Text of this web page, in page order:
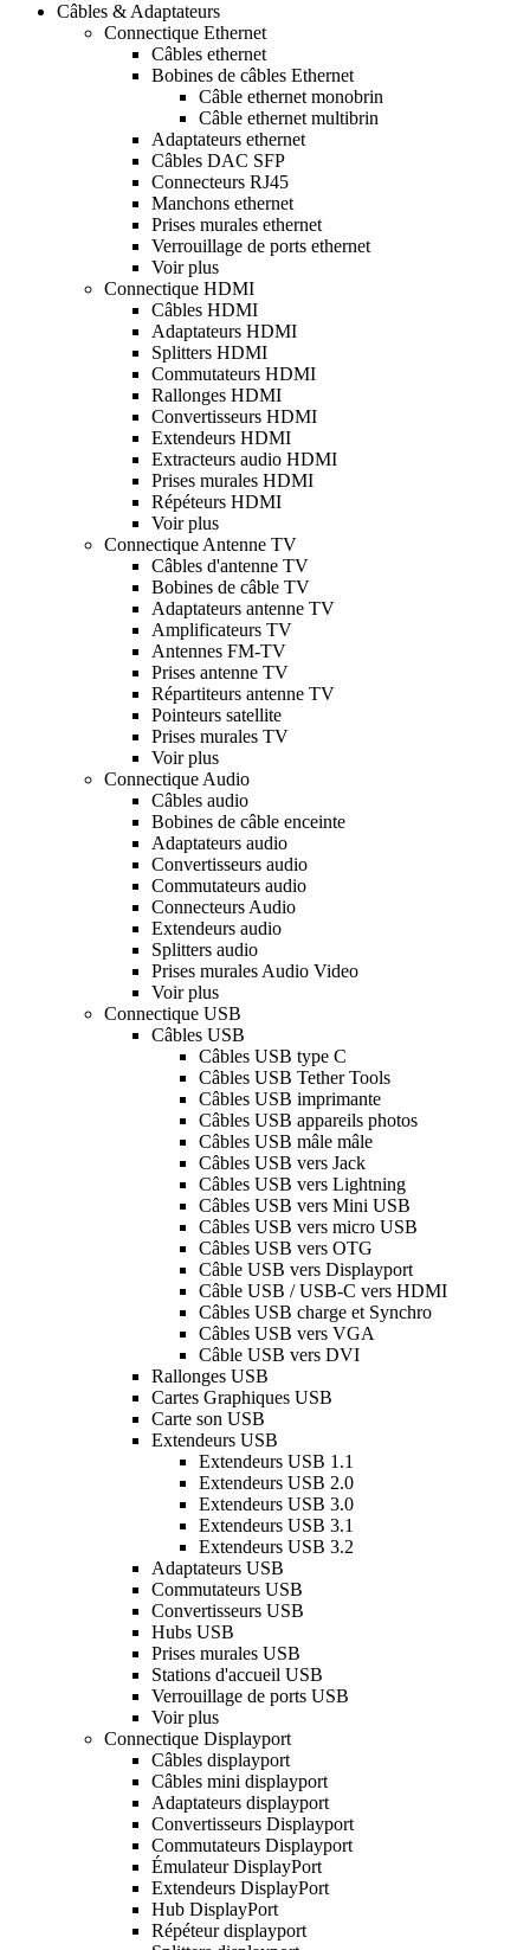
Câbles & Adaptateurs
Connectique Ethernet
Câbles ethernet
Bobines de câbles Ethernet
Câble ethernet monobrin
Câble ethernet multibrin
Adaptateurs ethernet
Câbles DAC SFP
Connecteurs RJ45
Manchons ethernet
Prises murales ethernet
Verrouillage de ports ethernet
Voir plus
Connectique HDMI
Câbles HDMI
Adaptateurs HDMI
Splitters HDMI
Commutateurs HDMI
Rallonges HDMI
Convertisseurs HDMI
Extendeurs HDMI
Extracteurs audio HDMI
Prises murales HDMI
Répéteurs HDMI
Voir plus
Connectique Antenne TV
Câbles d'antenne TV
Bobines de câble TV
Adaptateurs antenne TV
Amplificateurs TV
Antennes FM-TV
Prises antenne TV
Répartiteurs antenne TV
Pointeurs satellite
Prises murales TV
Voir plus
Connectique Audio
Câbles audio
Bobines de câble enceinte
Adaptateurs audio
Convertisseurs audio
Commutateurs audio
Connecteurs Audio
Extendeurs audio
Splitters audio
Prises murales Audio Video
Voir plus
Connectique USB
Câbles USB
Câbles USB type C
Câbles USB Tether Tools
Câbles USB imprimante
Câbles USB appareils photos
Câbles USB mâle mâle
Câbles USB vers Jack
Câbles USB vers Lightning
Câbles USB vers Mini USB
Câbles USB vers micro USB
Câbles USB vers OTG
Câble USB vers Displayport
Câble USB / USB-C vers HDMI
Câbles USB charge et Synchro
Câbles USB vers VGA
Câble USB vers DVI
Rallonges USB
Cartes Graphiques USB
Carte son USB
Extendeurs USB
Extendeurs USB 1.1
Extendeurs USB 2.0
Extendeurs USB 3.0
Extendeurs USB 3.1
Extendeurs USB 3.2
Adaptateurs USB
Commutateurs USB
Convertisseurs USB
Hubs USB
Prises murales USB
Stations d'accueil USB
Verrouillage de ports USB
Voir plus
Connectique Displayport
Câbles displayport
Câbles mini displayport
Adaptateurs displayport
Convertisseurs Displayport
Commutateurs Displayport
Émulateur DisplayPort
Extendeurs DisplayPort
Hub DisplayPort
Répéteur displayport